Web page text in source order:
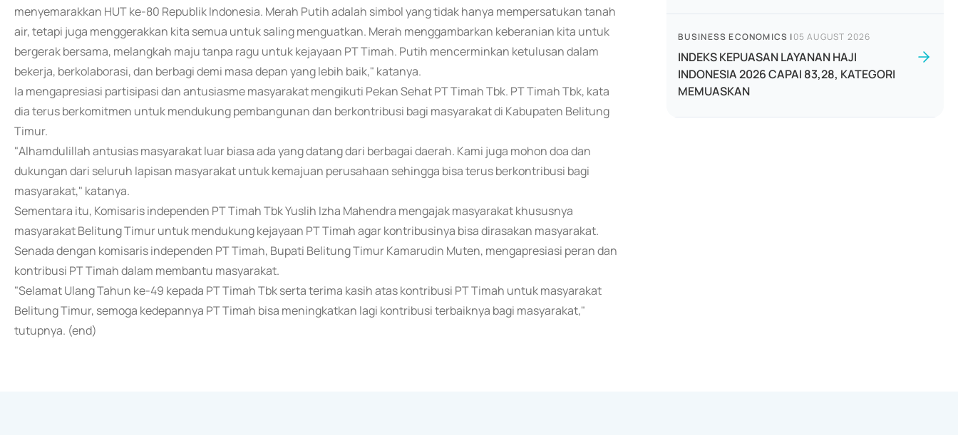
menyemarakkan HUT ke-80 Republik Indonesia. Merah Putih adalah simbol yang tidak hanya mempersatukan tanah
air, tetapi juga menggerakkan kita semua untuk saling menguatkan. Merah menggambarkan keberanian kita untuk
bergerak bersama, melangkah maju tanpa ragu untuk kejayaan PT Timah. Putih mencerminkan ketulusan dalam
bekerja, berkolaborasi, dan berbagi demi masa depan yang lebih baik," katanya.
Ia mengapresiasi partisipasi dan antusiasme masyarakat mengikuti Pekan Sehat PT Timah Tbk. PT Timah Tbk, kata
dia terus berkomitmen untuk mendukung pembangunan dan berkontribusi bagi masyarakat di Kabupaten Belitung
Timur.
"Alhamdulillah antusias masyarakat luar biasa ada yang datang dari berbagai daerah. Kami juga mohon doa dan
dukungan dari seluruh lapisan masyarakat untuk kemajuan perusahaan sehingga bisa terus berkontribusi bagi
masyarakat," katanya.
Sementara itu, Komisaris independen PT Timah Tbk Yuslih Izha Mahendra mengajak masyarakat khususnya
masyarakat Belitung Timur untuk mendukung kejayaan PT Timah agar kontribusinya bisa dirasakan masyarakat.
Senada dengan komisaris independen PT Timah, Bupati Belitung Timur Kamarudin Muten, mengapresiasi peran dan
kontribusi PT Timah dalam membantu masyarakat.
"Selamat Ulang Tahun ke-49 kepada PT Timah Tbk serta terima kasih atas kontribusi PT Timah untuk masyarakat
Belitung Timur, semoga kedepannya PT Timah bisa meningkatkan lagi kontribusi terbaiknya bagi masyarakat,"
tutupnya. (end)
BUSINESS ECONOMICS |05 AUGUST 2026
INDEKS KEPUASAN LAYANAN HAJI
INDONESIA 2026 CAPAI 83,28, KATEGORI
MEMUASKAN